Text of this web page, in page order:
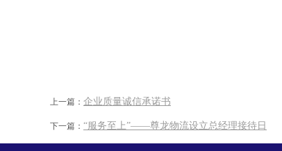
上一篇： 企业质量诚信承诺书
下一篇： “服务至上”——尊龙物流设立总经理接待日